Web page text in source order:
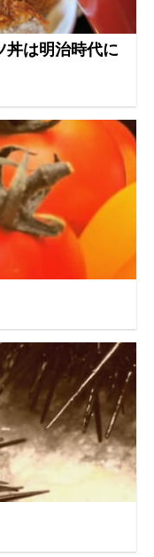
丼は明治時代に